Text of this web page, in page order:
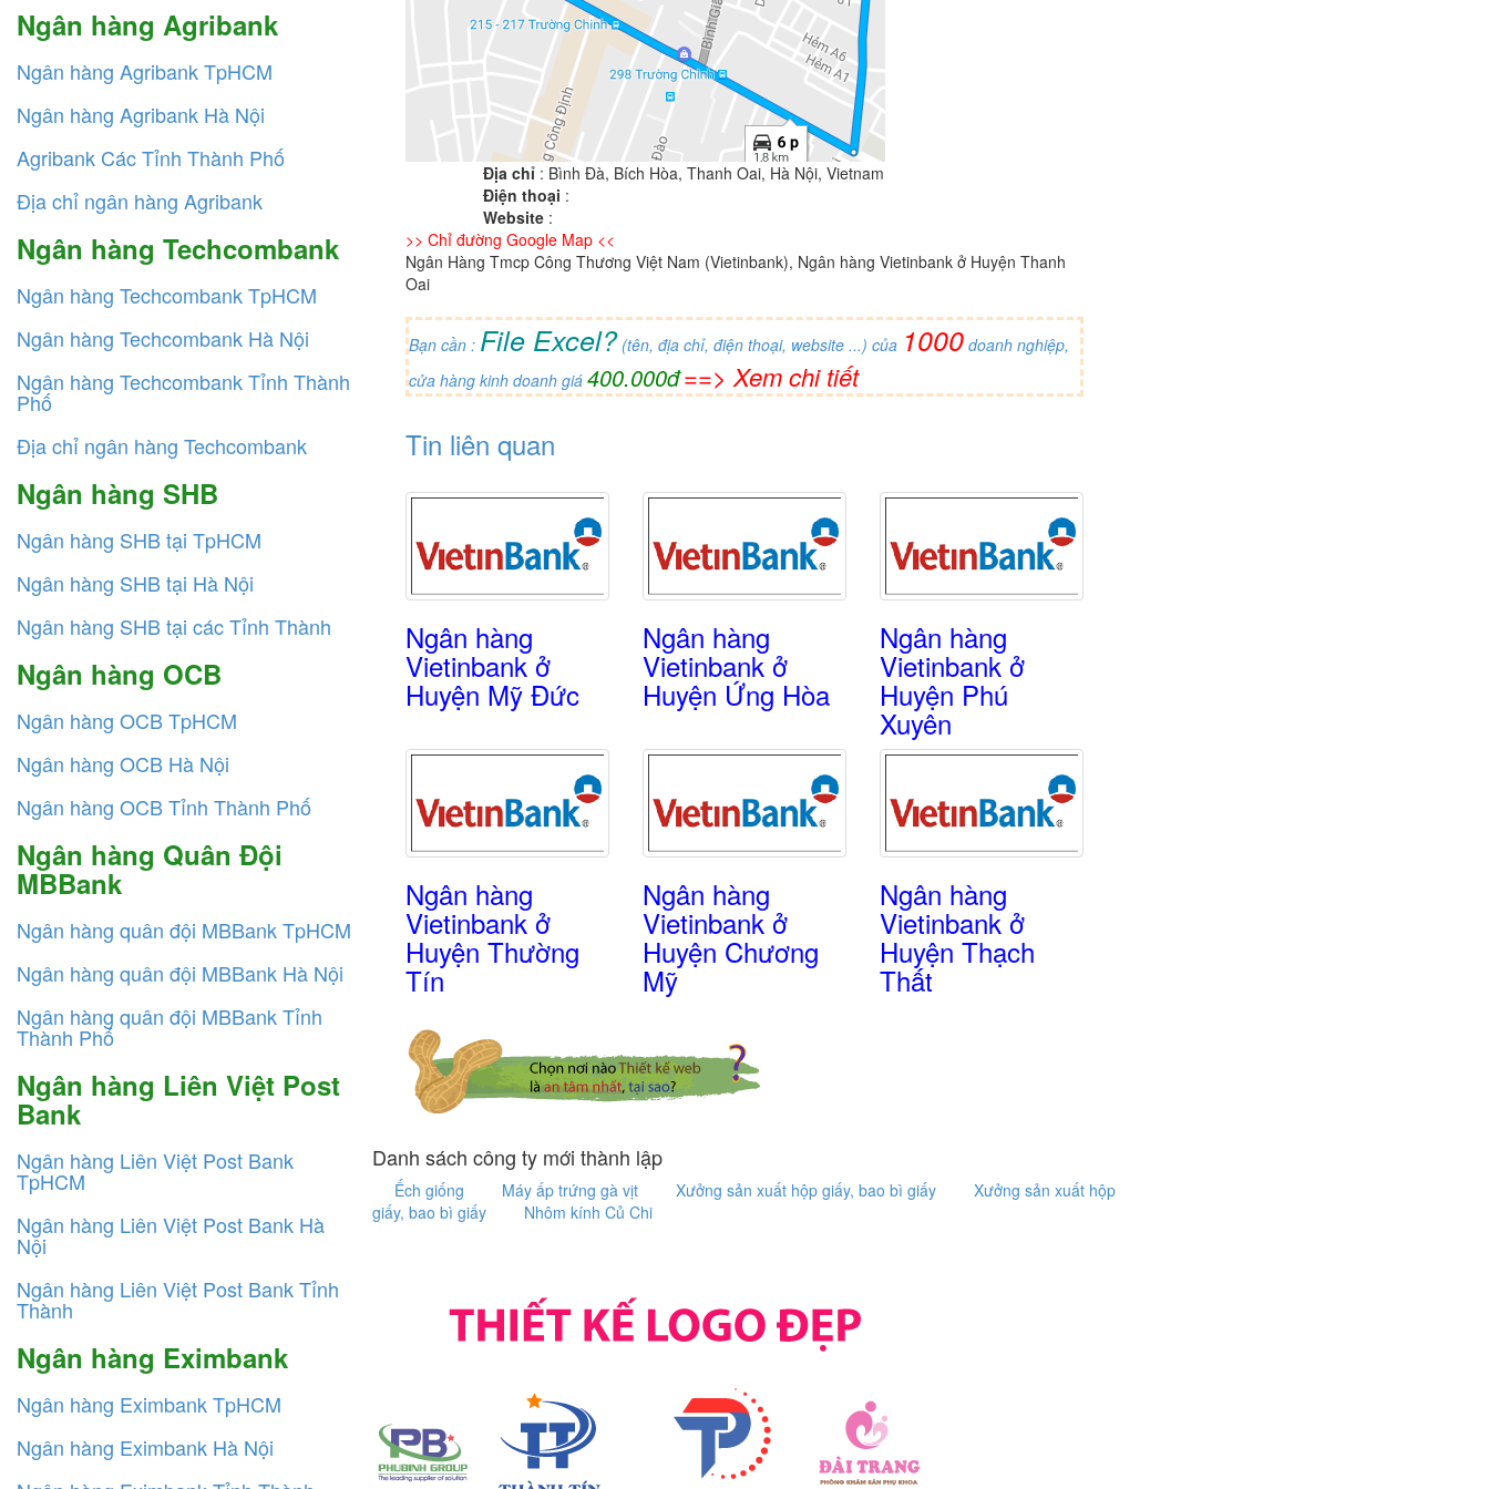
Ngân hàng Agribank
Ngân hàng Agribank TpHCM
Ngân hàng Agribank Hà Nội
Agribank Các Tỉnh Thành Phố
Địa chỉ ngân hàng Agribank
Ngân hàng Techcombank
Ngân hàng Techcombank TpHCM
Ngân hàng Techcombank Hà Nội
Ngân hàng Techcombank Tỉnh Thành
Phố
Địa chỉ ngân hàng Techcombank
Ngân hàng SHB
Ngân hàng SHB tại TpHCM
Ngân hàng SHB tại Hà Nội
Ngân hàng SHB tại các Tỉnh Thành
Ngân hàng OCB
Ngân hàng OCB TpHCM
Ngân hàng OCB Hà Nội
Ngân hàng OCB Tỉnh Thành Phố
Ngân hàng Quân Đội
MBBank
Ngân hàng quân đội MBBank TpHCM
Ngân hàng quân đội MBBank Hà Nội
Ngân hàng quân đội MBBank Tỉnh
Thành Phố
Ngân hàng Liên Việt Post
Bank
Ngân hàng Liên Việt Post Bank
TpHCM
Ngân hàng Liên Việt Post Bank Hà
Nội
Ngân hàng Liên Việt Post Bank Tỉnh
Thành
Ngân hàng Eximbank
Ngân hàng Eximbank TpHCM
Ngân hàng Eximbank Hà Nội
Địa chỉ : Bình Đà, Bích Hòa, Thanh Oai, Hà Nội, Vietnam
Điện thoại :
Website :
>> Chỉ đường Google Map <<
Ngân Hàng Tmcp Công Thương Việt Nam (Vietinbank), Ngân hàng Vietinbank ở Huyện Thanh
Oai
Bạn cần : File Excel? (tên, địa chỉ, điện thoại, website ...) của 1000 doanh nghiệp,
cửa hàng kinh doanh giá 400.000đ==> Xem chi tiết
Tin liên quan
Ngân hàng
Vietinbank ở
Huyện Mỹ Đức
Ngân hàng
Vietinbank ở
Huyện Ứng Hòa
Ngân hàng
Vietinbank ở
Huyện Phú
Xuyên
Ngân hàng
Vietinbank ở
Huyện Thường
Tín
Ngân hàng
Vietinbank ở
Huyện Chương
Mỹ
Ngân hàng
Vietinbank ở
Huyện Thạch
Thất
Danh sách công ty mới thành lập
Ếch giống Máy ấp trứng gà vịt Xưởng sản xuất hộp giấy, bao bì giấy
Xưởng sản xuất hộp
giấy, bao bì giấy
Nhôm kính Củ Chi